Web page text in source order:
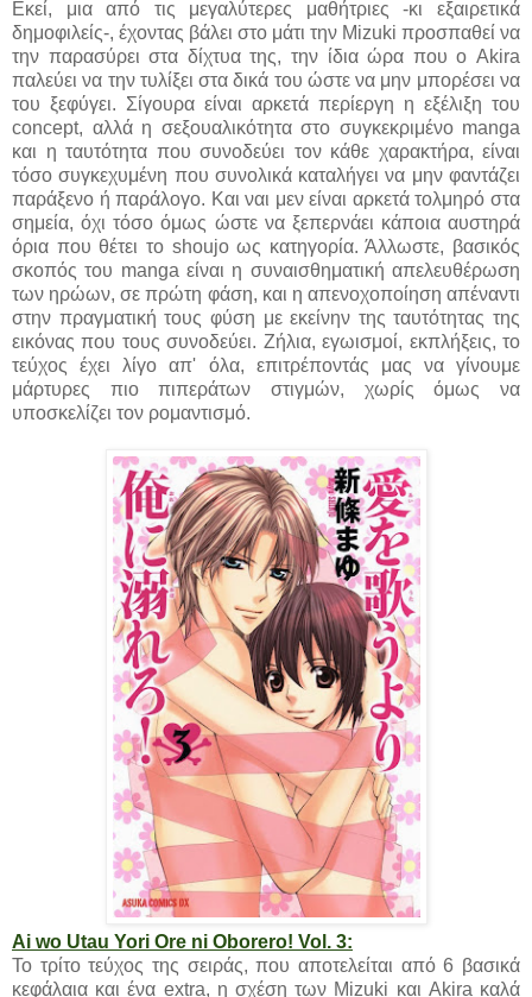
Εκεί, μια από τις μεγαλύτερες μαθήτριες -κι εξαιρετικά
δημοφιλείς-, έχοντας βάλει στο μάτι την Mizuki προσπαθεί να
την παρασύρει στα δίχτυα της, την ίδια ώρα που ο Akira
παλεύει να την τυλίξει στα δικά του ώστε να μην μπορέσει να
του ξεφύγει. Σίγουρα είναι αρκετά περίεργη η εξέλιξη του
concept, αλλά η σεξουαλικότητα στο συγκεκριμένο manga
και η ταυτότητα που συνοδεύει τον κάθε χαρακτήρα, είναι
τόσο συγκεχυμένη που συνολικά καταλήγει να μην φαντάζει
παράξενο ή παράλογο. Και ναι μεν είναι αρκετά τολμηρό στα
σημεία, όχι τόσο όμως ώστε να ξεπερνάει κάποια αυστηρά
όρια που θέτει το shoujo ως κατηγορία. Άλλωστε, βασικός
σκοπός του manga είναι η συναισθηματική απελευθέρωση
των ηρώων, σε πρώτη φάση, και η απενοχοποίηση απέναντι
στην πραγματική τους φύση με εκείνην της ταυτότητας της
εικόνας που τους συνοδεύει. Ζήλια, εγωισμοί, εκπλήξεις, το
τεύχος έχει λίγο απ' όλα, επιτρέποντάς μας να γίνουμε
μάρτυρες πιο πιπεράτων στιγμών, χωρίς όμως να
υποσκελίζει τον ρομαντισμό.
Ai wo Utau Yori Ore ni Oborero! Vol. 3:
Το τρίτο τεύχος της σειράς, που αποτελείται από 6 βασικά
κεφάλαια και ένα extra, η σχέση των Mizuki και Akira καλά